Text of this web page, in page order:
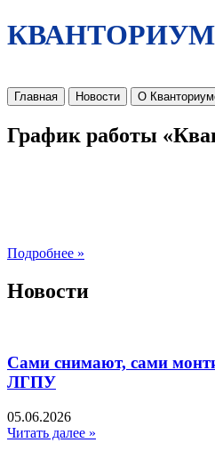
Главная Новости О
График работы
Подробнее »
Новости
Сами снимают, сами
ЛГПУ​
05.06.2026
Читать далее »